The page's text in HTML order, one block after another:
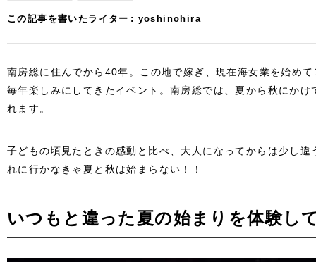
この記事を書いたライター yoshinohira
南房総に住んでから40年。この地で嫁ぎ、現在海女業を始め
毎年楽しみにしてきたイベント。南房総では、夏から秋にか
れます。
子どもの頃見たときの感動と比べ、大人になってからは少し
れに行かなきゃ夏と秋は始まらない！！
いつもと違った夏の始まりを体験し